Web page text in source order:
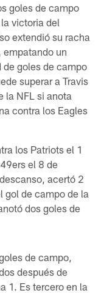
goles de campo
victoria del
extendió su racha
un
de goles de campo
superar a Travis
la NFL si anota
contra los Eagles
los Patriots el 1
el 8 de
acertó 2
gol de campo de la
dos goles de
de campo,
después de
1. Es tercero en la